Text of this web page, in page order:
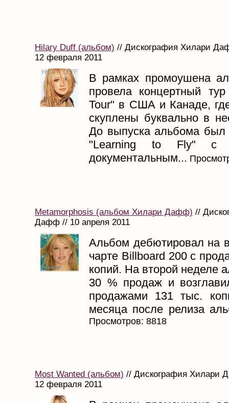
Hilary Duff (альбом) // Дискография Хилари
12 февраля 2011
В рамках промоушена
провела концертный
Tour" в США и Канаде,
скуплены буквально в
До выпуска альбома
"Learning to Fly" с
документальным...
Metamorphosis (альбом Хилари Дафф) //
Дафф // 10 апреля 2011
Альбом дебютировал на
чарте Billboard 200 с
копий. На второй неделе
30 % продаж и
продажами 131 тыс.
месяца после релиза
Просмотров: 8818
Most Wanted (альбом) // Дискография Хилари
12 февраля 2011